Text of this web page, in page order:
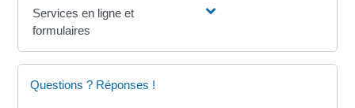
Services en ligne et
formulaires
Questions ? Réponses !